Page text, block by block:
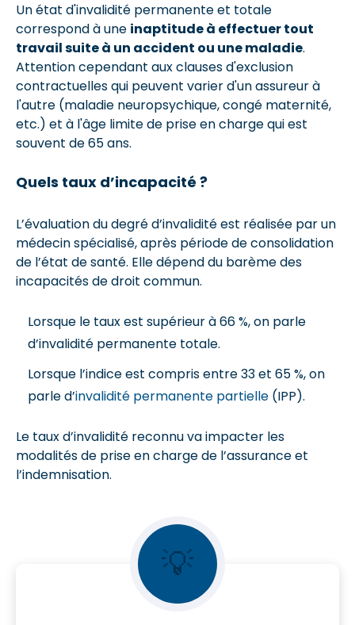
Un état d'invalidité permanente et totale
correspond à une inaptitude à effectuer tout
travail suite à un accident ou une maladie.
Attention cependant aux clauses d'exclusion
contractuelles qui peuvent varier d'un assureur à
l'autre (maladie neuropsychique, congé maternité,
etc.) et à l'âge limite de prise en charge qui est
souvent de 65 ans.
Quels taux d’incapacité ?
L’évaluation du degré d’invalidité est réalisée par un
médecin spécialisé, après période de consolidation
de l’état de santé. Elle dépend du barème des
incapacités de droit commun.
Lorsque le taux est supérieur à 66 %, on parle
d’invalidité permanente totale.
Lorsque l’indice est compris entre 33 et 65 %, on
parle d’invalidité permanente partielle (IPP).
Le taux d’invalidité reconnu va impacter les
modalités de prise en charge de l’assurance et
l’indemnisation.
💡